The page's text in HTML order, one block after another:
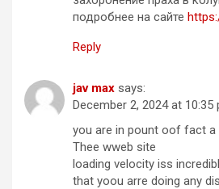
подробнее на сайте
Reply
jav max says:
December 2, 2024 at 10:35
you are in pount oof fact a
Thee wweb site
loading velocity iss
that yoou arre doing any